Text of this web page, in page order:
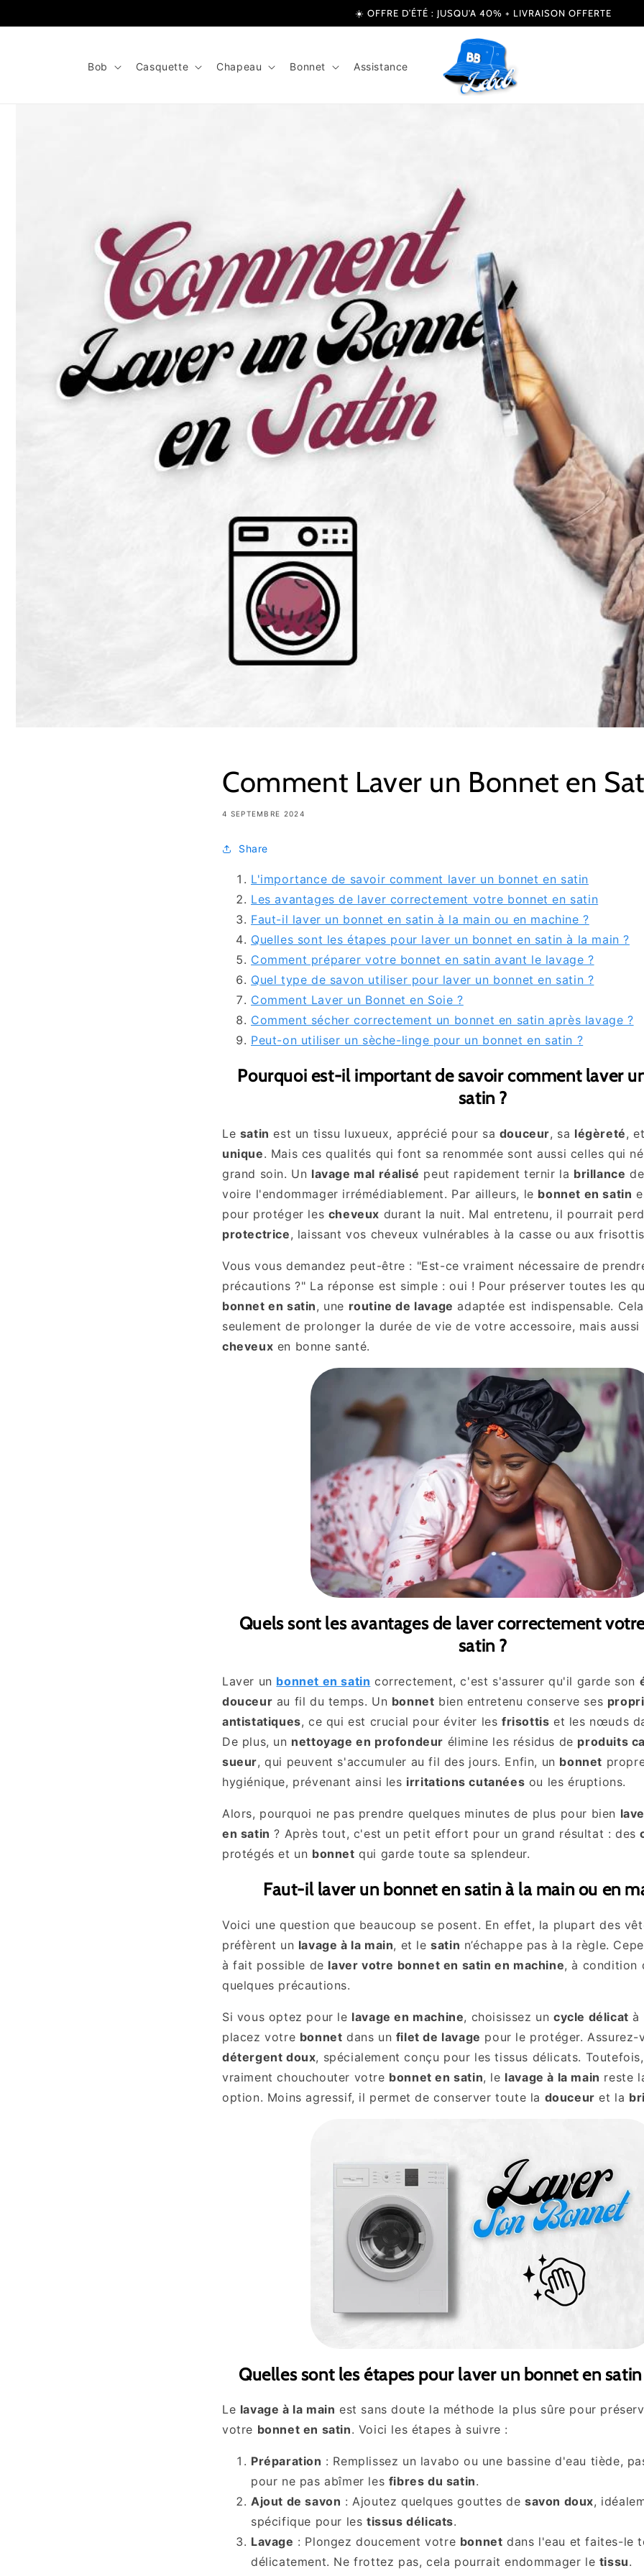
au
☀️ OFFRE D’ÉTÉ : JUSQU'A 40% + LIVRAISON OFFERTE
Bob Casquette Chapeau Bonnet Assistance
Comment Laver un Bonnet en
4 SEPTEMBRE 2024
Share
L'importance de savoir comment laver un bonnet en satin
Les avantages de laver correctement votre bonnet en satin
Faut-il laver un bonnet en satin à la main ou en machine ?
Quelles sont les étapes pour laver un bonnet en satin à la main ?
Comment préparer votre bonnet en satin avant le lavage ?
Quel type de savon utiliser pour laver un bonnet en satin ?
Comment Laver un Bonnet en Soie ?
Comment sécher correctement un bonnet en satin après lavage ?
Peut-on utiliser un sèche-linge pour un bonnet en satin ?
Pourquoi est-il important de savoir comment laver
satin ?
Le satin est un tissu luxueux, apprécié pour sa douceur, sa légèreté,
unique. Mais ces qualités qui font sa renommée sont aussi celles qui
grand soin. Un lavage mal réalisé peut rapidement ternir la brillance
voire l'endommager irrémédiablement. Par ailleurs, le bonnet en satin
pour protéger les cheveux durant la nuit. Mal entretenu, il pourrait
protectrice, laissant vos cheveux vulnérables à la casse ou aux
Vous vous demandez peut-être : "Est-ce vraiment nécessaire de
précautions ?" La réponse est simple : oui ! Pour préserver toutes les
bonnet en satin, une routine de lavage adaptée est indispensable.
seulement de prolonger la durée de vie de votre accessoire, mais
cheveux en bonne santé.
Quels sont les avantages de laver correctement
satin ?
Laver un bonnet en satin correctement, c'est s'assurer qu'il garde son
douceur au fil du temps. Un bonnet bien entretenu conserve ses
antistatiques, ce qui est crucial pour éviter lesfrisottis et les nœuds
De plus, un nettoyage en profondeur élimine les résidus de produits
sueur, qui peuvent s'accumuler au fil des jours. Enfin, un bonnet
hygiénique, prévenant ainsi les irritations cutanées ou les éruptions.
Alors, pourquoi ne pas prendre quelques minutes de plus pour bien
en satin ? Après tout, c'est un petit effort pour un grand résultat : des
protégés et un bonnet qui garde toute sa splendeur.
Faut-il laver un bonnet en satin à la main ou en
Voici une question que beaucoup se posent. En effet, la plupart des
préfèrent un lavage à la main, et lesatin n’échappe pas à la règle.
à fait possible de laver votre bonnet en satin en machine, à condition
quelques précautions.
Si vous optez pour le lavage en machine, choisissez uncycle délicat à
placez votre bonnet dans un filet de lavage pour le protéger. Assurez-
détergent doux, spécialement conçu pour les tissus délicats.
vraiment chouchouter votre bonnet en satin, le lavage à la main reste
option. Moins agressif, il permet de conserver toute la douceur et la
Quelles sont les étapes pour laver un bonnet en
Le lavage à la main est sans doute la méthode la plus sûre pour
votre bonnet en satin. Voici les étapes à suivre :
Préparation : Remplissez un lavabo ou une bassine d'eau tiède,
pour ne pas abîmer les fibres du satin.
Ajout de savon : Ajoutez quelques gouttes desavon doux,
spécifique pour lestissus délicats.
Lavage : Plongez doucement votre bonnet dans l'eau et faites-le
délicatement. Ne frottez pas, cela pourrait endommager le tissu.